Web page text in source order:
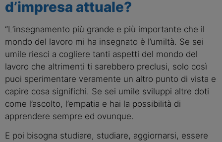
d’impresa attuale?
“L’insegnamento più grande e più importante che il
mondo del lavoro mi ha insegnato è l’umiltà. Se sei
umile riesci a cogliere tanti aspetti del mondo del
lavoro che altrimenti ti sarebbero preclusi, solo così
puoi sperimentare veramente un altro punto di vista e
capire cosa significhi. Se sei umile sviluppi altre doti
come l’ascolto, l’empatia e hai la possibilità di
apprendere sempre ed ovunque.
E poi bisogna studiare, studiare, aggiornarsi, essere